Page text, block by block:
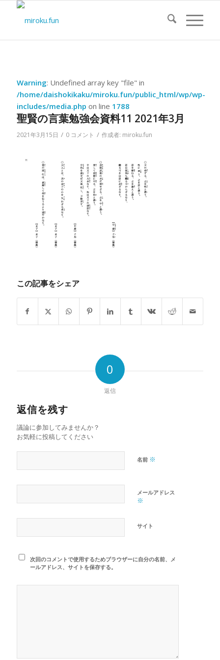
Warning: Undefined array key "file" in
/home/daishokikaku/miroku.fun/public_html/wp/wp-
includes/media.php on line 1788
聖賢の言葉勉強会資料11 2021年3月
2021年3月15日 / 0 コメント / 作成者: miroku.fun
この記事をシェア
0
返信
返信を残す
議論に参加してみませんか？
お気軽に投稿してください
名前 ※
メールアドレス
※
サイト
次回のコメントで使用するためブラウザーに自分の名前、メ
ールアドレス、サイトを保存する。